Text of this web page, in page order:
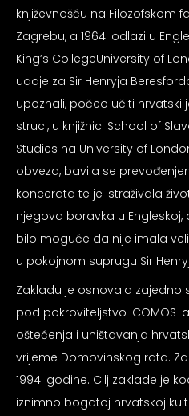
književnošću na Filozofskom
Zagrebu, a 1964. odlazi u
King’s CollegeUniversity of
udaje za Sir Henryja
upoznali, počeo učiti hrvatski
struci, u knjižnici School of
Studies na University of
obveza, bavila se
koncerata te je istraživala
njegova boravka u
bilo moguće da nije imala
u pokojnom suprugu Sir
Zakladu je osnovala zajedno
pod pokroviteljstvo
oštećenja i uništavanja
vrijeme Domovinskog rata.
1994. godine. Cilj zaklade je
iznimno bogatoj hrvatskoj